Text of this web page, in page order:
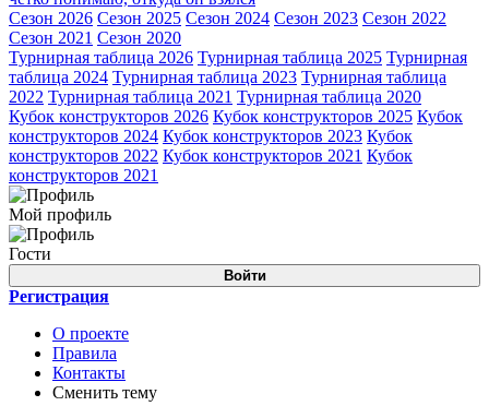
Сезон 2026 Сезон 2025 Сезон 2024 Сезон 2023 Сезон 2022
Сезон 2021 Сезон 2020
Турнирная таблица 2026 Турнирная таблица 2025 Турнирная
таблица 2024 Турнирная таблица 2023 Турнирная таблица
2022 Турнирная таблица 2021 Турнирная таблица 2020
Кубок конструкторов 2026 Кубок конструкторов 2025 Кубок
конструкторов 2024 Кубок конструкторов 2023 Кубок
конструкторов 2022 Кубок конструкторов 2021 Кубок
конструкторов 2021
Мой профиль
Гости
Войти
Регистрация
О проекте
Правила
Контакты
Сменить тему